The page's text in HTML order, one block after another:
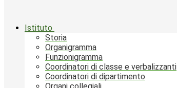
Istituto
Storia
Organigramma
Funzionigramma
Coordinatori di classe e verbalizzanti
Coordinatori di dipartimento